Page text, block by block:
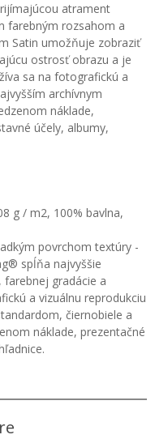
atrament
farebným rozsahom a
Satin umožňuje zobraziť
ostrosť obrazu a je
sa na fotografickú a
archívnym
náklade,
účely, albumy,
g / m2, 100% bavlna,
povrchom textúry -
spĺňa najvyššie
gradácie a
a vizuálnu reprodukciu
čiernobiele a
náklade, prezentačné